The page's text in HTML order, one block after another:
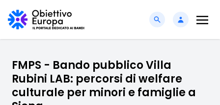
FMPS - Bando pubblico Villa
Rubini LAB: percorsi di welfare
culturale per minori e famiglie a